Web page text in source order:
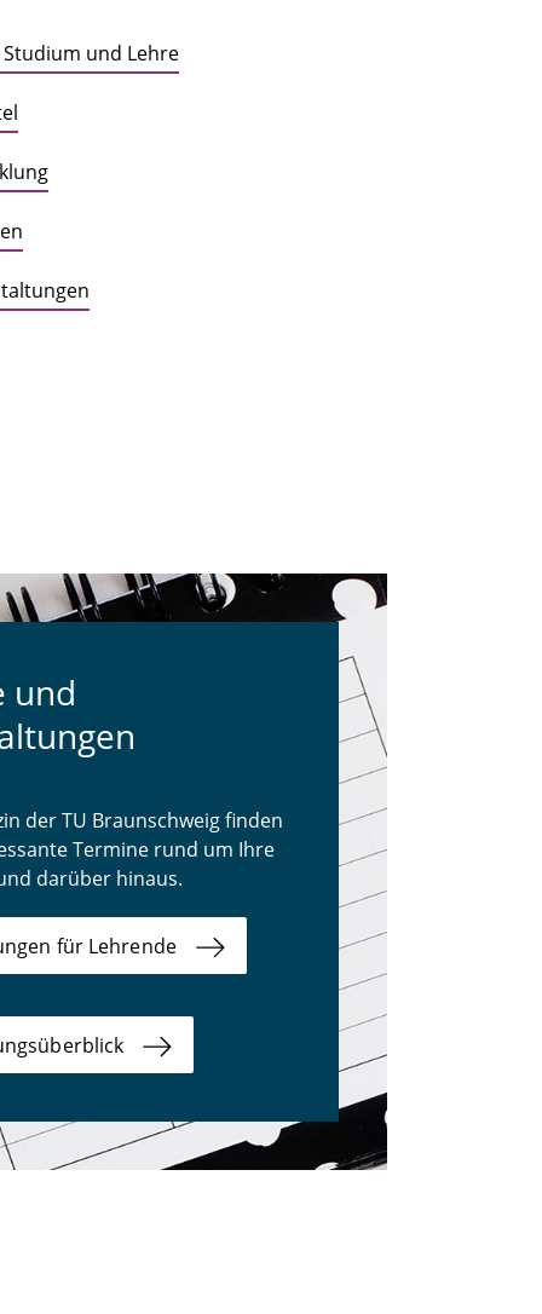
und Lehre
und
der TU Braunschweig finden
Termine rund um Ihre
darüber hinaus.
für Lehrende